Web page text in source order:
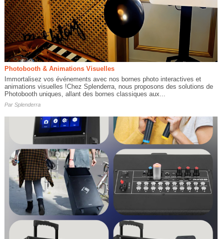
Photobooth & Animations Visuelles
Immortalisez vos événements avec nos bornes photo interactives et
animations visuelles !Chez Splenderra, nous proposons des solutions de
Photobooth uniques, allant des bornes classiques aux...
Par Splenderra